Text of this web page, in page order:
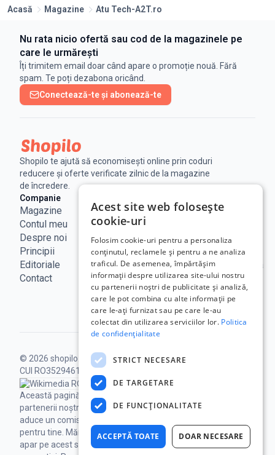
Acasă Magazine Atu Tech-A2T.ro
Nu rata nicio ofertă sau cod de la magazinele pe
care le urmărești
Îți trimitem email doar când apare o promoție nouă. Fără
spam. Te poți dezabona oricând.
Conectează-te și abonează-te
Shopilo te ajută să economisești online prin coduri
reducere și oferte verificate zilnic de la magazine
de încredere.
Companie
Magazine
Contul meu
Despre noi
Principii
Editoriale
Contact
Notificare
Legala
Politica de
confidențialitate
Termeni de
utilizare
Politica
Cookie
Blog
ANPC
SAL - UE
ECC Romania
ANCOM
© 2026 shopilo.ro. Operat de DontPayFull SRL |
CUI RO35294618.
Toate drepturile rezervate.
Această pagină poate conține linkuri către
partenerii noștri, iar achizițiile prin acestea ne pot
aduce un comision, fără niciun cost suplimentar
pentru tine. Mărcile comerciale ale terților care
apar pe acest site sunt proprietatea deținătorilor
Acest site web folosește
cookie-uri
Folosim cookie-uri pentru a personaliza
conținutul, reclamele și pentru a ne analiza
traficul. De asemenea, împărtășim
informații despre utilizarea site-ului nostru
cu partenerii noștri de publicitate și analiză,
care le pot combina cu alte informații pe
care le-ați furnizat sau pe care le-au
colectat din utilizarea serviciilor lor. Politica
de confidențialitate
STRICT NECESARE
DE TARGETARE
DE FUNCŢIONALITATE
ACCEPTĂ TOATE DOAR NECESARE